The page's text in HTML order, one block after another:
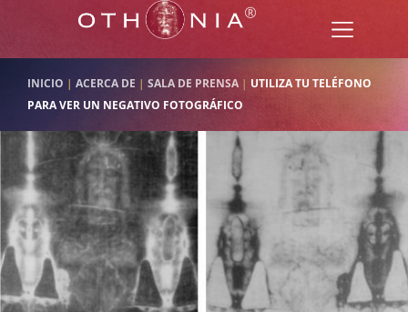
INICIO | ACERCA DE | SALA DE PRENSA | UTILIZA TU TELÉFONO
PARA VER UN NEGATIVO FOTOGRÁFICO